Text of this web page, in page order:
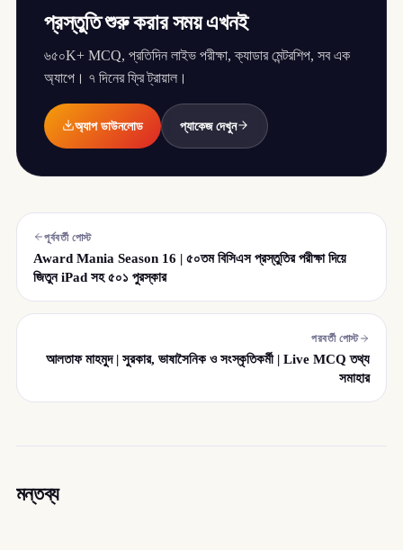
প্রস্তুতি শুরু করার সময় এখনই
৬৫০K+ MCQ, প্রতিদিন লাইভ পরীক্ষা, ক্যাডার মেন্টরশিপ, সব এক
অ্যাপে। ৭ দিনের ফ্রি ট্রায়াল।
অ্যাপ ডাউনলোড প্যাকেজ দেখুন
পূর্ববর্তী পোস্ট
Award Mania Season 16 | ৫০তম বিসিএস প্রস্তুতির পরীক্ষা দিয়ে
জিতুন iPad সহ ৫০১ পুরস্কার
পরবর্তী পোস্ট
আলতাফ মাহমুদ | সুরকার, ভাষাসৈনিক ও সংস্কৃতিকর্মী | Live MCQ তথ্য
সমাহার
মন্তব্য